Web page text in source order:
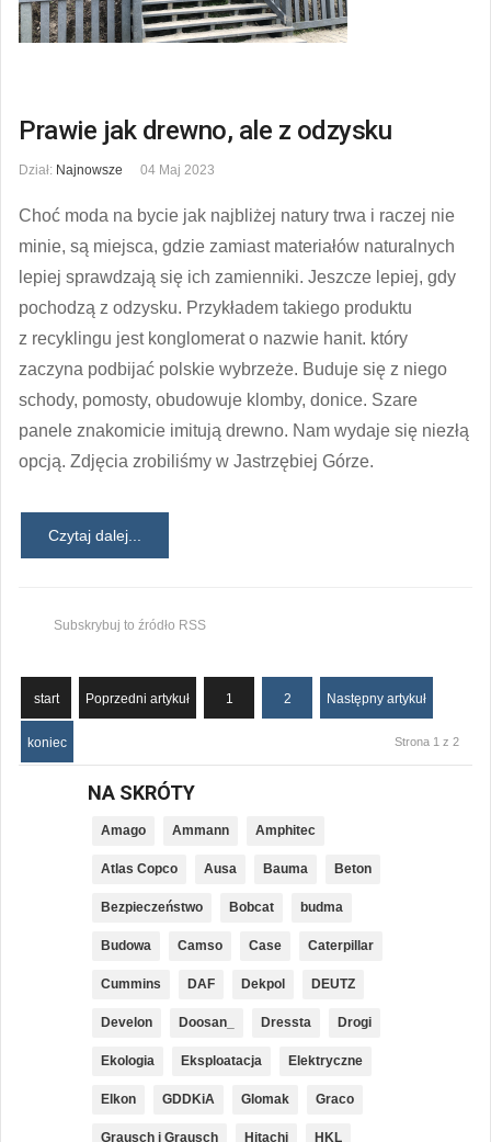
Prawie jak drewno, ale z odzysku
Dział: Najnowsze 04 Maj 2023
Choć moda na bycie jak najbliżej natury trwa i raczej nie
minie, są miejsca, gdzie zamiast materiałów naturalnych
lepiej sprawdzają się ich zamienniki. Jeszcze lepiej, gdy
pochodzą z odzysku. Przykładem takiego produktu
z recyklingu jest konglomerat o nazwie hanit. który
zaczyna podbijać polskie wybrzeże. Buduje się z niego
schody, pomosty, obudowuje klomby, donice. Szare
panele znakomicie imitują drewno. Nam wydaje się niezłą
opcją. Zdjęcia zrobiliśmy w Jastrzębiej Górze.
Czytaj dalej...
Subskrybuj to źródło RSS
start Poprzedni artykuł 1 2 Następny artykuł
koniec Strona 1 z 2
NA SKRÓTY
Amago Ammann Amphitec
Atlas Copco Ausa Bauma Beton
Bezpieczeństwo Bobcat budma
Budowa Camso Case Caterpillar
Cummins DAF Dekpol DEUTZ
Develon Doosan_ Dressta Drogi
Ekologia Eksploatacja Elektryczne
Elkon GDDKiA Glomak Graco
Grausch i Grausch Hitachi HKL